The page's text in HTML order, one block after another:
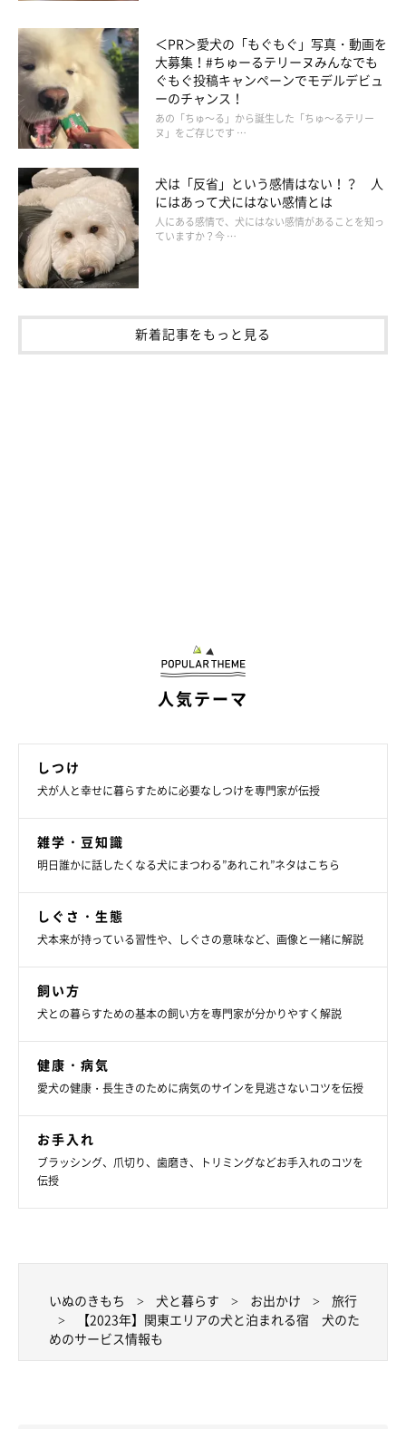
基本情報
シ、ひげ剃り、くし、スリッパ
◆公式ホームページ｜https://www.ibaraki-resort-
◆公式Instagram｜
◆公式Facebook｜https://www.facebook.com/amamu.official
宿泊情報
◆宿泊料金（人・犬）｜1棟58,000円～（最大8名まで）、犬/無
◆チェックイン｜14:00〜17:00
◆チェックアウト｜〜11:00
◆食事｜レストランまたは部屋食
＜PR＞愛犬の「もぐもぐ」写真・動画を
大募集！#ちゅーるテリーヌみんなでも
ぐもぐ投稿キャンペーンでモデルデビュ
ーのチャンス！
あの「ちゅ～る」から誕生した「ちゅ～るテリー
ヌ」をご存じです …
犬は「反省」という感情はない！？ 人
にはあって犬にはない感情とは
人にある感情で、犬にはない感情があることを知っ
ていますか？今 …
新着記事をもっと見る
人気テーマ
しつけ
犬が人と幸せに暮らすために必要なしつけを専門家が伝授
雑学・豆知識
明日誰かに話したくなる犬にまつわる”あれこれ”ネタはこちら
しぐさ・生態
犬本来が持っている習性や、しぐさの意味など、画像と一緒に解説
飼い方
犬との暮らすための基本の飼い方を専門家が分かりやすく解説
健康・病気
愛犬の健康・長生きのために病気のサインを見逃さないコツを伝授
お手入れ
ブラッシング、爪切り、歯磨き、トリミングなどお手入れのコツを
伝授
いぬのきもち 犬と暮らす お出かけ
旅行
【2023年】関東エリアの犬と泊まれる宿 犬のた
めのサービス情報も